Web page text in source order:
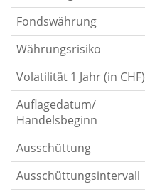
Fondswährung
Währungsrisiko
Volatilität 1 Jahr (in CHF)
Auflagedatum/
Handelsbeginn
Ausschüttung
Ausschüttungsintervall